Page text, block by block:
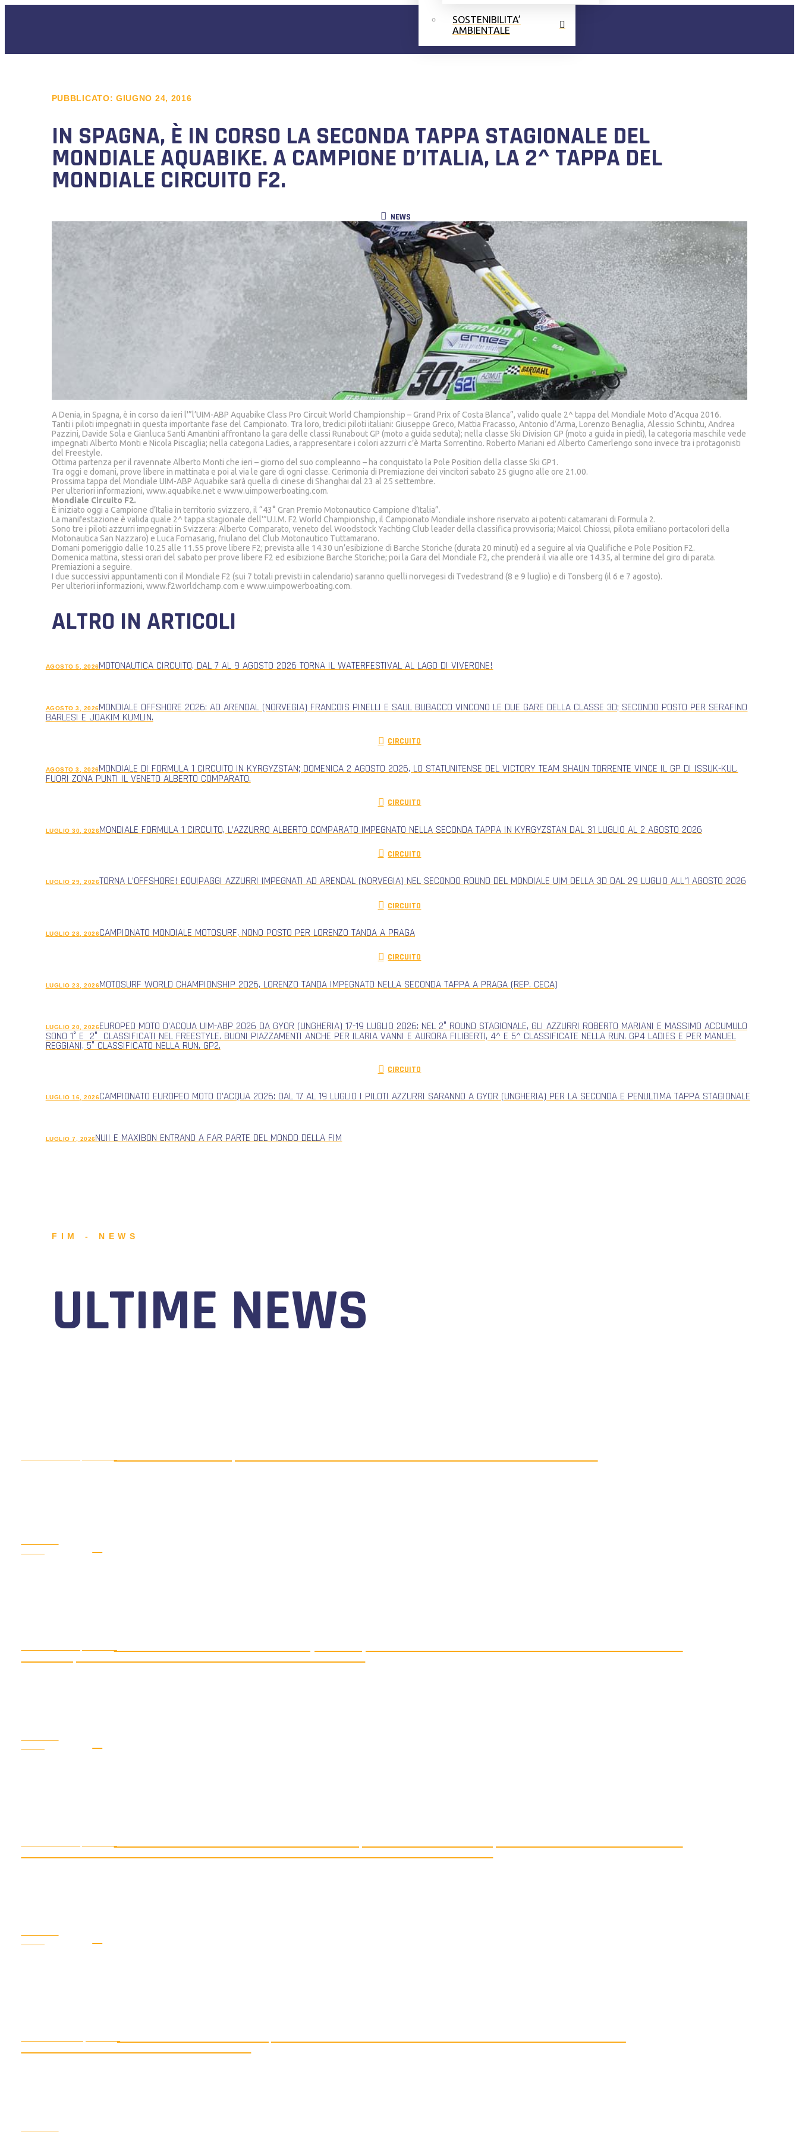
SOSTENIBILITA’
AMBIENTALE
PUBBLICATO:GIUGNO 24, 2016
IN SPAGNA, È IN CORSO LA SECONDA TAPPA STAGIONALE DEL
MONDIALE AQUABIKE. A CAMPIONE D’ITALIA, LA 2^ TAPPA DEL
MONDIALE CIRCUITO F2.
NEWS
A Denia, in Spagna, è in corso da ieri l'”l’UIM-ABP Aquabike Class Pro Circuit World Championship – Grand Prix of Costa Blanca”, valido quale 2^ tappa del Mondiale Moto d’Acqua 2016.
Tanti i piloti impegnati in questa importante fase del Campionato. Tra loro, tredici piloti italiani: Giuseppe Greco, Mattia Fracasso, Antonio d’Arma, Lorenzo Benaglia, Alessio Schintu, Andrea
Pazzini, Davide Sola e Gianluca Santi Amantini affrontano la gara delle classi Runabout GP (moto a guida seduta); nella classe Ski Division GP (moto a guida in piedi), la categoria maschile vede
impegnati Alberto Monti e Nicola Piscaglia; nella categoria Ladies, a rappresentare i colori azzurri c’è Marta Sorrentino. Roberto Mariani ed Alberto Camerlengo sono invece tra i protagonisti
del Freestyle.
Ottima partenza per il ravennate Alberto Monti che ieri – giorno del suo compleanno – ha conquistato la Pole Position della classe Ski GP1.
Tra oggi e domani, prove libere in mattinata e poi al via le gare di ogni classe. Cerimonia di Premiazione dei vincitori sabato 25 giugno alle ore 21.00.
Prossima tappa del Mondiale UIM-ABP Aquabike sarà quella di cinese di Shanghai dal 23 al 25 settembre.
Per ulteriori informazioni, www.aquabike.net e www.uimpowerboating.com.
Mondiale Circuito F2.
È iniziato oggi a Campione d’Italia in territorio svizzero, il “43° Gran Premio Motonautico Campione d’Italia”.
La manifestazione è valida quale 2^ tappa stagionale dell'”U.I.M. F2 World Championship, il Campionato Mondiale inshore riservato ai potenti catamarani di Formula 2.
Sono tre i piloti azzurri impegnati in Svizzera: Alberto Comparato, veneto del Woodstock Yachting Club leader della classifica provvisoria; Maicol Chiossi, pilota emiliano portacolori della
Motonautica San Nazzaro) e Luca Fornasarig, friulano del Club Motonautico Tuttamarano.
Domani pomeriggio dalle 10.25 alle 11.55 prove libere F2; prevista alle 14.30 un’esibizione di Barche Storiche (durata 20 minuti) ed a seguire al via Qualifiche e Pole Position F2.
Domenica mattina, stessi orari del sabato per prove libere F2 ed esibizione Barche Storiche; poi la Gara del Mondiale F2, che prenderà il via alle ore 14.35, al termine del giro di parata.
Premiazioni a seguire.
I due successivi appuntamenti con il Mondiale F2 (sui 7 totali previsti in calendario) saranno quelli norvegesi di Tvedestrand (8 e 9 luglio) e di Tonsberg (il 6 e 7 agosto).
Per ulteriori informazioni, www.f2worldchamp.com e www.uimpowerboating.com.
ALTRO IN ARTICOLI
AGOSTO 5, 2026MOTONAUTICA CIRCUITO, DAL 7 AL 9 AGOSTO 2026 TORNA IL WATERFESTIVAL AL LAGO DI VIVERONE!
AGOSTO 3, 2026MONDIALE OFFSHORE 2026: AD ARENDAL (NORVEGIA) FRANCOIS PINELLI E SAUL BUBACCO VINCONO LE DUE GARE DELLA CLASSE 3D; SECONDO POSTO PER SERAFINO
BARLESI E JOAKIM KUMLIN.
CIRCUITO
AGOSTO 3, 2026MONDIALE DI FORMULA 1 CIRCUITO IN KYRGYZSTAN; DOMENICA 2 AGOSTO 2026, LO STATUNITENSE DEL VICTORY TEAM SHAUN TORRENTE VINCE IL GP DI ISSUK-KUL.
FUORI ZONA PUNTI IL VENETO ALBERTO COMPARATO.
CIRCUITO
LUGLIO 30, 2026MONDIALE FORMULA 1 CIRCUITO, L’AZZURRO ALBERTO COMPARATO IMPEGNATO NELLA SECONDA TAPPA IN KYRGYZSTAN DAL 31 LUGLIO AL 2 AGOSTO 2026
CIRCUITO
LUGLIO 29, 2026TORNA L’OFFSHORE! EQUIPAGGI AZZURRI IMPEGNATI AD ARENDAL (NORVEGIA) NEL SECONDO ROUND DEL MONDIALE UIM DELLA 3D DAL 29 LUGLIO ALL’1 AGOSTO 2026
CIRCUITO
LUGLIO 28, 2026CAMPIONATO MONDIALE MOTOSURF, NONO POSTO PER LORENZO TANDA A PRAGA
CIRCUITO
LUGLIO 23, 2026MOTOSURF WORLD CHAMPIONSHIP 2026, LORENZO TANDA IMPEGNATO NELLA SECONDA TAPPA A PRAGA (REP. CECA)
LUGLIO 20, 2026EUROPEO MOTO D’ACQUA UIM-ABP 2026 DA GYOR (UNGHERIA) 17-19 LUGLIO 2026: NEL 2° ROUND STAGIONALE, GLI AZZURRI ROBERTO MARIANI E MASSIMO ACCUMULO
SONO 1° E 2° CLASSIFICATI NEL FREESTYLE. BUONI PIAZZAMENTI ANCHE PER ILARIA VANNI E AURORA FILIBERTI, 4^ E 5^ CLASSIFICATE NELLA RUN. GP4 LADIES E PER MANUEL
REGGIANI, 5° CLASSIFICATO NELLA RUN. GP2.
CIRCUITO
LUGLIO 16, 2026CAMPIONATO EUROPEO MOTO D’ACQUA 2026: DAL 17 AL 19 LUGLIO I PILOTI AZZURRI SARANNO A GYOR (UNGHERIA) PER LA SECONDA E PENULTIMA TAPPA STAGIONALE
LUGLIO 7, 2026NUII E MAXIBON ENTRANO A FAR PARTE DEL MONDO DELLA FIM
FIM - NEWS
ULTIME NEWS
MOTONAUTICA CIRCUITO, DAL 7 AL 9 AGOSTO 2026 TORNA IL WATERFESTIVAL AL LAGO DI VIVERONE!
CLASSE 3D; SECONDO POSTO PER SERAFINO BARLESI E JOAKIM KUMLIN.
SHAUN TORRENTE VINCE IL GP DI ISSUK-KUL. FUORI ZONA PUNTI IL VENETO ALBERTO COMPARATO.
KYRGYZSTAN DAL 31 LUGLIO AL 2 AGOSTO 2026